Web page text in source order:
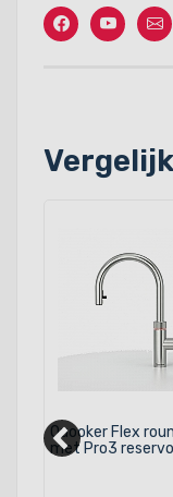
Facebook
Twitter
Quooker Flex
met Pro3